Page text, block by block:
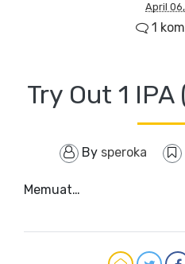
April
1
Try Out 1
By speroka
Memuat…